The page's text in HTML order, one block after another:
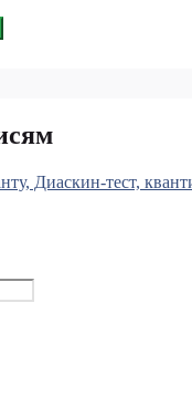
Диаскин-тест,